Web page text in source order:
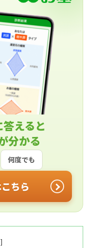
えると
分かる
何度でも
ちら